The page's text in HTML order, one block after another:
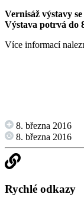
Vernisáž výstavy
Výstava potrvá do
Více informací
8. března 2016
8. března 2016
Rychlé odkazy